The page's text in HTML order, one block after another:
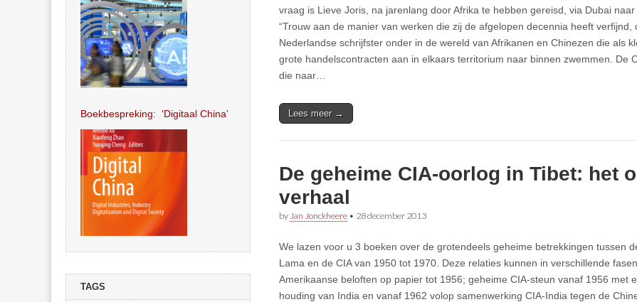
vraag is Lieve Joris, na jarenlang door Afrika te hebben gereisd, via Dubai naar
“Trouw aan de manier van werken die zij de afgelopen decennia heeft verfijnd,
Nederlandse schrijfster onder in de wereld van Afrikanen en Chinezen die als
grote handelscontracten aan in elkaars territorium naar binnen zwemmen. De
die naar…
Lees meer →
De geheime CIA-oorlog in Tibet: het
verhaal
by Jan Jonckheere • 28 december 2013
We lazen voor u 3 boeken over de grotendeels geheime betrekkingen tussen
Lama en de CIA van 1950 tot 1970. Deze relaties kunnen in verschillende
Amerikaanse beloften op papier tot 1956; geheime CIA-steun vanaf 1956 met
houding van India en vanaf 1962 volop samenwerking CIA-India tegen de
Boekbespreking: ‘Digitaal China’
TAGS